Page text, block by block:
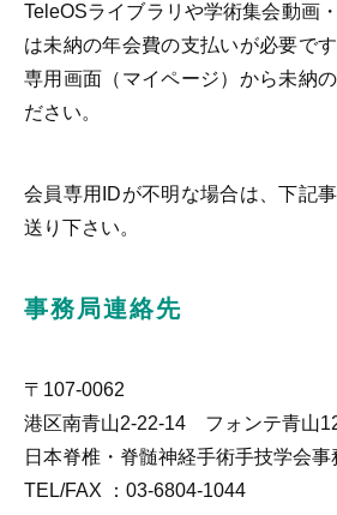
TeleOSライブラリや学術集会動画
は未納の年会費の支払いが必要で
専用画面（マイページ）から未納
ださい。
会員専用IDが不明な場合は、下記
送り下さい。
事務局連絡先
〒107-0062
港区南青山2-22-14 フォンテ青山
日本脊椎・脊髄神経手術手技学会事
TEL/FAX ：03-6804-1044